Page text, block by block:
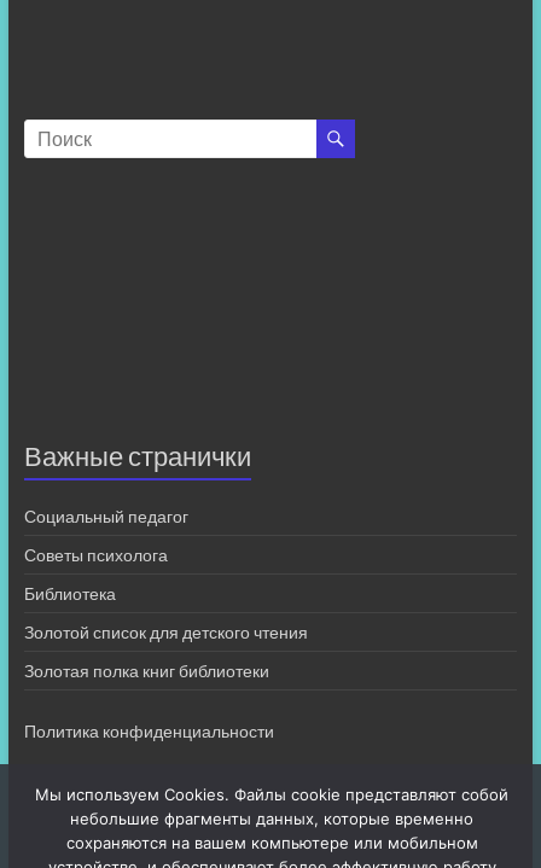
Важные странички
Социальный педагог
Советы психолога
Библиотека
Золотой список для детского чтения
Золотая полка книг библиотеки
Политика конфиденциальности
Мы используем Cookies. Файлы cookie представляют собой
небольшие фрагменты данных, которые временно
сохраняются на вашем компьютере или мобильном